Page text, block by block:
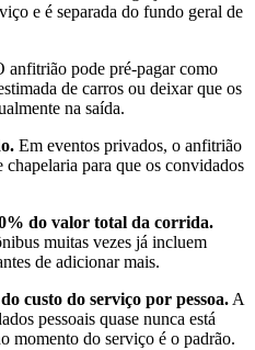
e é separada do fundo geral de
anfitrião pode pré-pagar como
de carros ou deixar que os
na saída.
Em eventos privados, o anfitrião
para que os convidados
do valor total da corrida.
muitas vezes já incluem
de adicionar mais.
custo do serviço por pessoa. A
pessoais quase nunca está
momento do serviço é o padrão.